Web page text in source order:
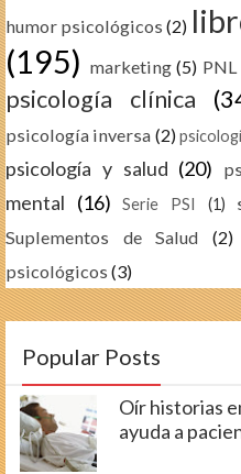
humor psicológicos (2)
(195) marketing (5) PNL
psicología clínica
psicología inversa (2)
psicología y salud (20)
mental (16) Serie PSI (1)
Suplementos de Salud
(2)
psicológicos (3)
Popular Posts
Oír historias
ayuda a